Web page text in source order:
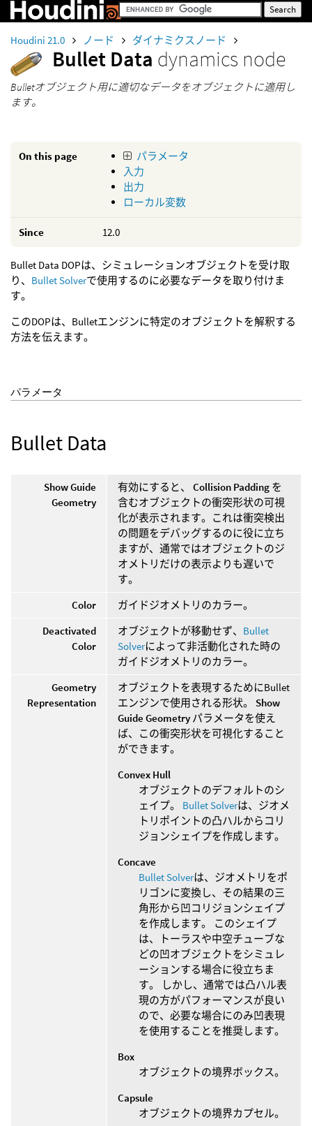
Houdini 21.0 ノード ダイナミクスノード
Bullet Data dynamics node
Bulletオブジェクト用に適切なデータをオブジェクトに適用し
ます。
On this page
パラメータ
入力
出力
ローカル変数
Since 12.0
Bullet Data DOPは、シミュレーションオブジェクトを受け取
り、 Bullet Solverで使用するのに必要なデータを取り付けま
す。
このDOPは、Bulletエンジンに特定のオブジェクトを解釈する
方法を伝えます。
パラメータ
Bullet Data
Show Guide
Geometry
有効にすると、 Collision Padding を
含むオブジェクトの衝突形状の可視
化が表示されます。これは衝突検出
の問題をデバッグするのに役に立ち
ますが、通常ではオブジェクトのジ
オメトリだけの表示よりも遅いで
す。
Color
ガイドジオメトリのカラー。
Deactivated
Color
オブジェクトが移動せず、 Bullet
Solverによって非活動化された時の
ガイドジオメトリのカラー。
Geometry
Representation
オブジェクトを表現するためにBullet
エンジンで使用される形状。 Show
Guide Geometry パラメータを使え
ば、この衝突形状を可視化すること
ができます。
Convex Hull
オブジェクトのデフォルトのシ
ェイプ。 Bullet Solverは、ジオメ
トリポイントの凸ハルからコリ
ジョンシェイプを作成します。
Concave
Bullet Solverは、ジオメトリをポ
リゴンに変換し、その結果の三
角形から凹コリジョンシェイプ
を作成します。 このシェイプ
は、トーラスや中空チューブな
どの凹オブジェクトをシミュレ
ーションする場合に役立ちま
す。 しかし、通常では凸ハル表
現の方がパフォーマンスが良い
ので、必要な場合にのみ凹表現
を使用することを推奨します。
Box
オブジェクトの境界ボックス。
Capsule
オブジェクトの境界カプセル。